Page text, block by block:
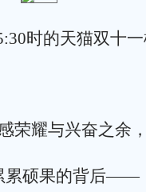
时的天猫双十
荣耀与兴奋之余
累硕果的背后——